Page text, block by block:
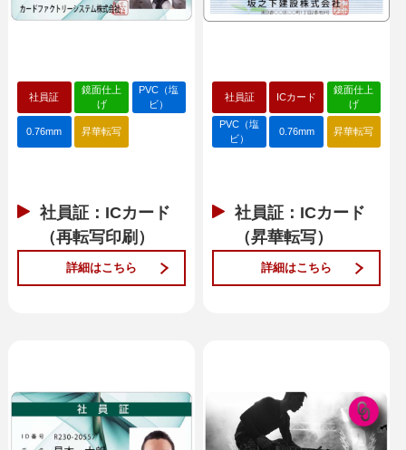
社員証
鏡面仕上
げ
PVC（塩
ビ）
0.76mm 昇華転写
社員証：ICカード
（再転写印刷）
詳細はこちら
社員証 ICカード
鏡面仕上
げ
PVC（塩
ビ）
0.76mm 昇華転写
社員証：ICカード
（昇華転写）
詳細はこちら